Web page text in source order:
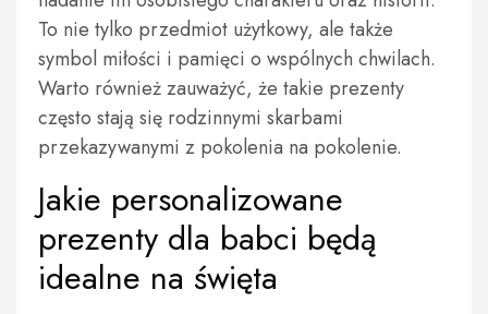
To nie tylko przedmiot użytkowy, ale także
symbol miłości i pamięci o wspólnych chwilach.
Warto również zauważyć, że takie prezenty
często stają się rodzinnymi skarbami
przekazywanymi z pokolenia na pokolenie.
Jakie personalizowane
prezenty dla babci będą
idealne na święta